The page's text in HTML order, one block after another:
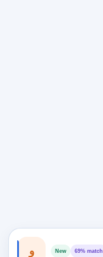
و New 69% match